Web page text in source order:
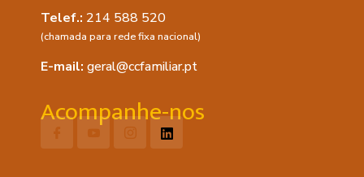
Acompanhe-nos
Telef.: 214 588 520
(chamada para rede fixa nacional)
E-mail: geral@ccfamiliar.pt